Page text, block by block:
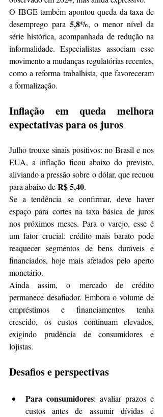
O IBGE também apontou queda da taxa de
desemprego para 5,8%, o menor nível da
série histórica, acompanhada de redução na
informalidade. Especialistas associam esse
movimento a mudanças regulatórias recentes,
como a reforma trabalhista, que favoreceram
a formalização.
Inflação em queda melhora
expectativas para os juros
Julho trouxe sinais positivos: no Brasil e nos
EUA, a inflação ficou abaixo do previsto,
aliviando a pressão sobre o dólar, que recuou
para abaixo de R$ 5,40.
Se a tendência se confirmar, deve haver
espaço para cortes na taxa básica de juros
nos próximos meses. Para o varejo, esse é
um fator crucial: crédito mais barato pode
reaquecer segmentos de bens duráveis e
financiados, hoje mais afetados pelo aperto
monetário.
Ainda assim, o mercado de crédito
permanece desafiador. Embora o volume de
empréstimos e financiamentos tenha
crescido, os custos continuam elevados,
exigindo prudência de consumidores e
lojistas.
Desafios e perspectivas
Para consumidores: avaliar prazos e
custos antes de assumir dívidas é